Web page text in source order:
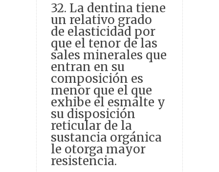
32. La dentina tiene
un relativo grado
de elasticidad por
que el tenor de las
sales minerales que
entran en su
composición es
menor que el que
exhibe el esmalte y
su disposición
reticular de la
sustancia orgánica
le otorga mayor
resistencia.